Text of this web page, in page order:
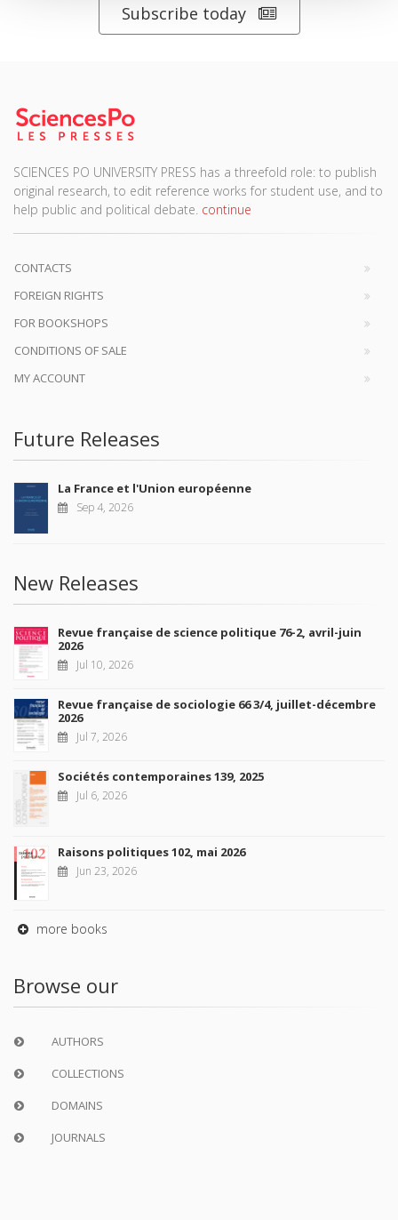
Subscribe today
SCIENCES PO UNIVERSITY PRESS has a threefold role: to publish
original research, to edit reference works for student use, and to
help public and political debate. continue
CONTACTS
FOREIGN RIGHTS
FOR BOOKSHOPS
CONDITIONS OF SALE
MY ACCOUNT
Future Releases
La France et l'Union européenne
Sep 4, 2026
New Releases
Revue française de science politique 76-2, avril-juin
2026
Jul 10, 2026
Revue française de sociologie 66 3/4, juillet-décembre
2026
Jul 7, 2026
Sociétés contemporaines 139, 2025
Jul 6, 2026
Raisons politiques 102, mai 2026
Jun 23, 2026
more books
Browse our
AUTHORS
COLLECTIONS
DOMAINS
JOURNALS